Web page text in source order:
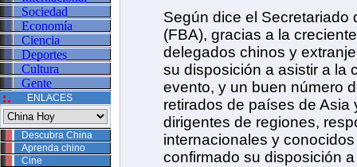
Sociedad
Economía
Ciencia
Deportes
Cultura
Gente
ENLACES
Descubra China
Aprenda chino
Cine
Según dice el Secretariado
(FBA), gracias a la
delegados chinos y
su disposición a asistir a la
evento, y un buen número
retirados de países de
dirigentes de regiones,
internacionales y
confirmado su disposición